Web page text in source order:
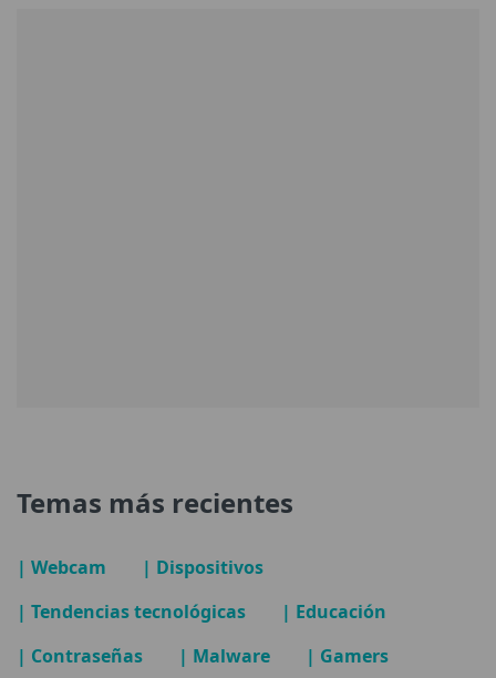
Temas más recientes
| Webcam
| Dispositivos
| Tendencias tecnológicas
| Educación
| Contraseñas
| Malware | Gamers